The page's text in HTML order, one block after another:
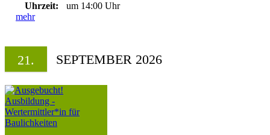
Uhrzeit:
um 14:00 Uhr
mehr
21. SEPTEMBER 2026